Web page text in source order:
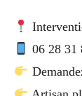
06 28 31